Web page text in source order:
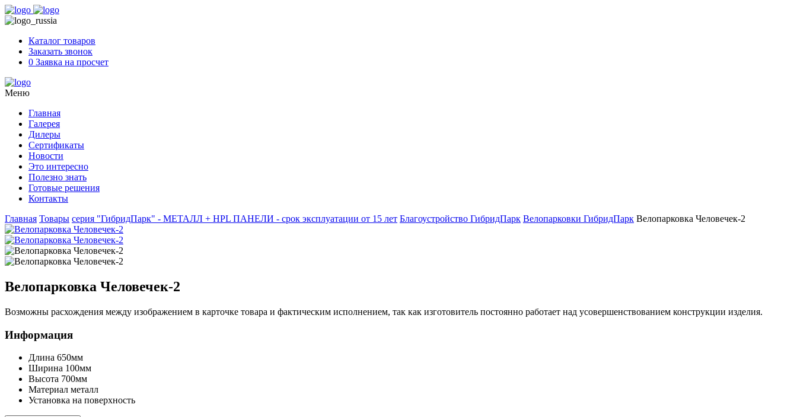
Skip
to
Каталог товаров
Заказать звонок
0 Заявка на просчет
Меню
Главная
Галерея
Дилеры
Сертификаты
Новости
Это интересно
Полезно знать
Готовые решения
Контакты
Главная Товары серия "ГибридПарк" - МЕТАЛЛ + HPL ПАНЕЛИ - срок эксплуатации от 15 лет Благоустройство ГибридПарк Велопарковки ГибридПарк Велопарковка Человечек-2
Велопарковка Человечек-2
Возможны расхождения между изображением в карточке товара и фактическим исполнением, так как изготовитель постоянно работает над усовершенствованием конструкции изделия.
Информация
Длина 650мм
Ширина 100мм
Высота 700мм
Материал металл
Установка на поверхность